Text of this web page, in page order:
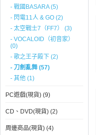
- 戰國BASARA (5)
- 閃電11人 & GO (2)
- 太空戰士7（FF7） (3)
- VOCALOID（初音家）
(0)
- 歌之王子殿下 (2)
- 刀劍亂舞 (57)
- 其他 (1)
PC遊戲(現貨) (9)
CD、DVD(現貨) (2)
周邊商品(現貨) (4)